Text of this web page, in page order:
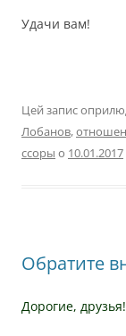
Удачи вам!
Цей запис
Лобанов,
ссоры о 10.01.2017
Обратите
Дорогие, друзья!